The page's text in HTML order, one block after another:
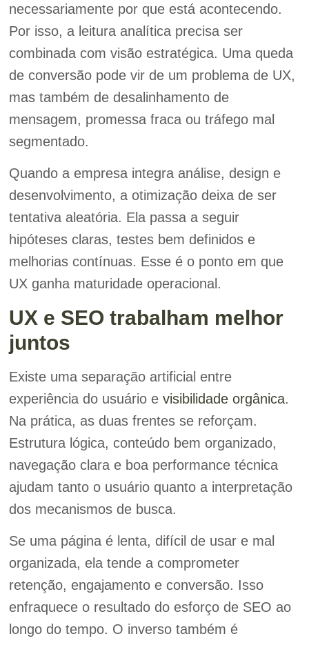
necessariamente por que está acontecendo.
Por isso, a leitura analítica precisa ser
combinada com visão estratégica. Uma queda
de conversão pode vir de um problema de UX,
mas também de desalinhamento de
mensagem, promessa fraca ou tráfego mal
segmentado.
Quando a empresa integra análise, design e
desenvolvimento, a otimização deixa de ser
tentativa aleatória. Ela passa a seguir
hipóteses claras, testes bem definidos e
melhorias contínuas. Esse é o ponto em que
UX ganha maturidade operacional.
UX e SEO trabalham melhor
juntos
Existe uma separação artificial entre
experiência do usuário e visibilidade orgânica.
Na prática, as duas frentes se reforçam.
Estrutura lógica, conteúdo bem organizado,
navegação clara e boa performance técnica
ajudam tanto o usuário quanto a interpretação
dos mecanismos de busca.
Se uma página é lenta, difícil de usar e mal
organizada, ela tende a comprometer
retenção, engajamento e conversão. Isso
enfraquece o resultado do esforço de SEO ao
longo do tempo. O inverso também é